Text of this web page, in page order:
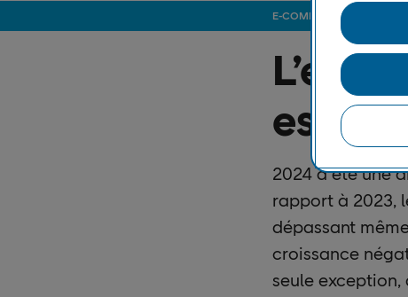
E-COMMERCE DANS LES
L’e-
essor
2024 a été une
rapport à 2023,
dépassant
croissance
seule